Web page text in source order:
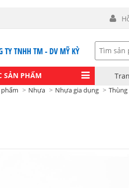
SẢN PHẨM
phẩm Nhựa Nhựa gia dụng Thùng